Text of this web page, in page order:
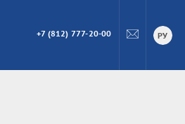
ПОИСК
+7 (812) 777-20-00 РУ